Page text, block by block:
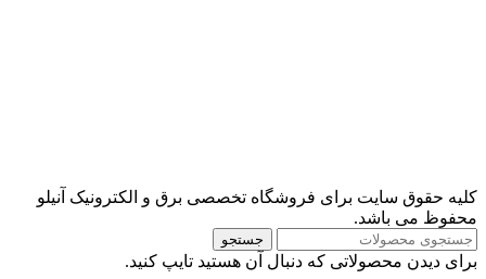
کلیه حقوق سایت برای فروشگاه تخصصی برق و الکترونیک آنیلو
محفوظ می باشد.
جستجو
برای دیدن محصولاتی که دنبال آن هستید تایپ کنید.